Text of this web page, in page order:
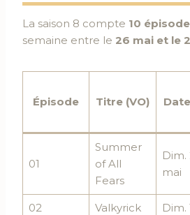
La saison 8 compte 10
semaine entre le 26 mai et le
Épisode Titre (VO)
01
Summer
of All
Fears
Dim.
mai
02 Valkyrick Dim.